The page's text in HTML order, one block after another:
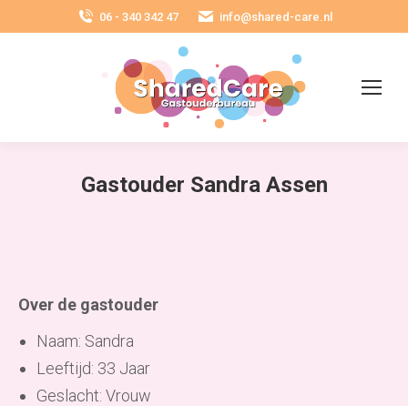
06 - 340 342 47 info@shared-care.nl
Gastouder Sandra Assen
Over de gastouder
Naam: Sandra
Leeftijd: 33 Jaar
Geslacht: Vrouw